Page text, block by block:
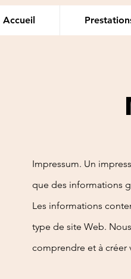
Accueil
Impressum. Un
que des informations
Les informations
type de site Web.
comprendre et à créer